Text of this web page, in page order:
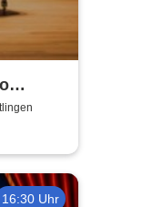
16:30 Uhr